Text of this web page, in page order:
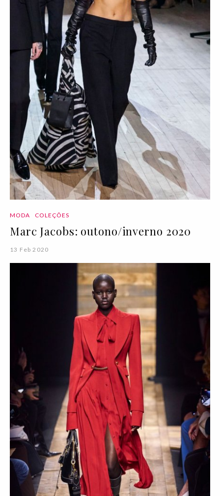
MODA COLEÇÕES
Marc Jacobs: outono/inverno 2020
13 Feb 2020